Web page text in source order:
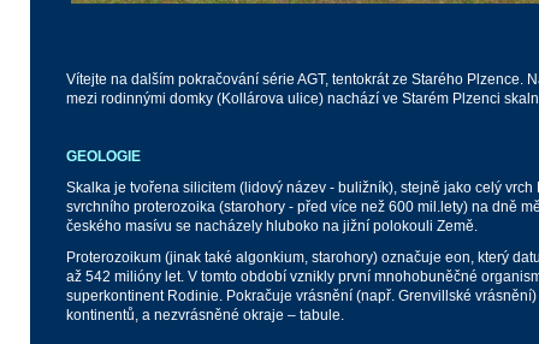
Vítejte na dalším pokračování série AGT, tentokrát ze Starého Plzence.
mezi rodinnými domky (Kollárova ulice) nachází ve Starém Plzenci
GEOLOGIE
Skalka je tvořena silicitem (lidový název - buližník), stejně jako celý
svrchního proterozoika (starohory - před více než 600 mil.lety) na dně
českého masívu se nacházely hluboko na jižní polokouli Země.
Proterozoikum (jinak také algonkium, starohory) označuje eon, který
až 542 milióny let. V tomto období vznikly první mnohobuněčné
superkontinent Rodinie. Pokračuje vrásnění (např. Grenvillské
kontinentů, a nezvrásněné okraje – tabule.